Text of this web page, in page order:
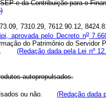
e da Contribuição para o
7310.29, 7612.90.12,
aprovada pelo Decreto no
do Patrimônio do Servidor
(Redação dada pela Lei nº
autopropulsados.
ou não. (Redação dada